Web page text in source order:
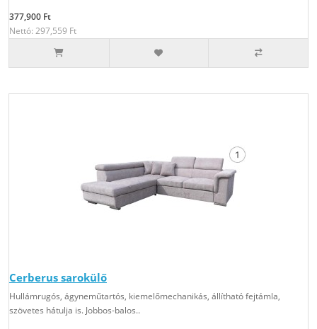
377,900 Ft
Nettó: 297,559 Ft
Cerberus sarokülő
Hullámrugós, ágyneműtartós, kiemelőmechanikás, állítható fejtámla,
szövetes hátulja is. Jobbos-balos..